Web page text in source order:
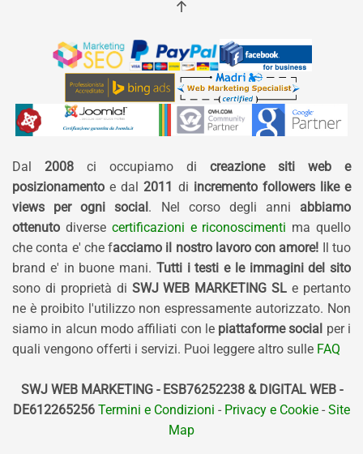
Dal 2008 ci occupiamo di creazione siti web e
posizionamento e dal 2011 di incremento followers like e
views per ogni social. Nel corso degli anni abbiamo
ottenuto diverse certificazioni e riconoscimenti ma quello
che conta e' che facciamo il nostro lavoro con amore! Il tuo
brand e' in buone mani. Tutti i testi e le immagini del sito
sono di proprietà di SWJ WEB MARKETING SL e pertanto
ne è proibito l'utilizzo non espressamente autorizzato. Non
siamo in alcun modo affiliati con le piattaforme social per i
quali vengono offerti i servizi. Puoi leggere altro sulle FAQ
SWJ WEB MARKETING - ESB76252238 & DIGITAL WEB -
DE612265256 Termini e Condizioni - Privacy e Cookie - Site
Map